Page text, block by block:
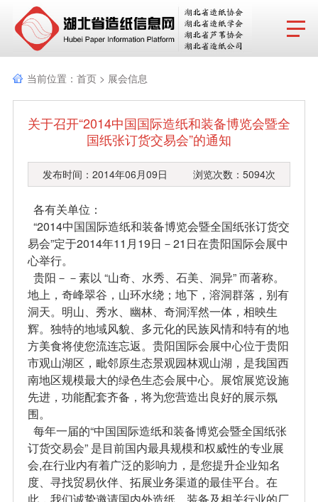
网站首页
协会动态
行业报告
政策法规
协会成员
行业动态
当前位置： 首页> 展会信息
关于召开“2014中国国际造纸和装备博览会暨全
国纸张订货交易会”的通知
发布时间：2014年06月09日 浏览次数：5094次
各有关单位：
“2014中国国际造纸和装备博览会暨全国纸张订货交
易会”定于2014年11月19日－21日在贵阳国际会展中
心举行。
贵阳－－素以 “山奇、水秀、石美、洞异” 而著称。
地上，奇峰翠谷，山环水绕；地下，溶洞群落，别有
洞天。明山、秀水、幽林、奇洞浑然一体，相映生
辉。独特的地域风貌、多元化的民族风情和特有的地
方美食将使您流连忘返。贵阳国际会展中心位于贵阳
市观山湖区，毗邻原生态景观园林观山湖，是我国西
南地区规模最大的绿色生态会展中心。展馆展览设施
先进，功能配套齐备，将为您营造出良好的展示氛
围。
每年一届的“中国国际造纸和装备博览会暨全国纸张
订货交易会” 是目前国内最具规模和权威性的专业展
会,在行业内有着广泛的影响力，是您提升企业知名
度、寻找贸易伙伴、拓展业务渠道的最佳平台。在